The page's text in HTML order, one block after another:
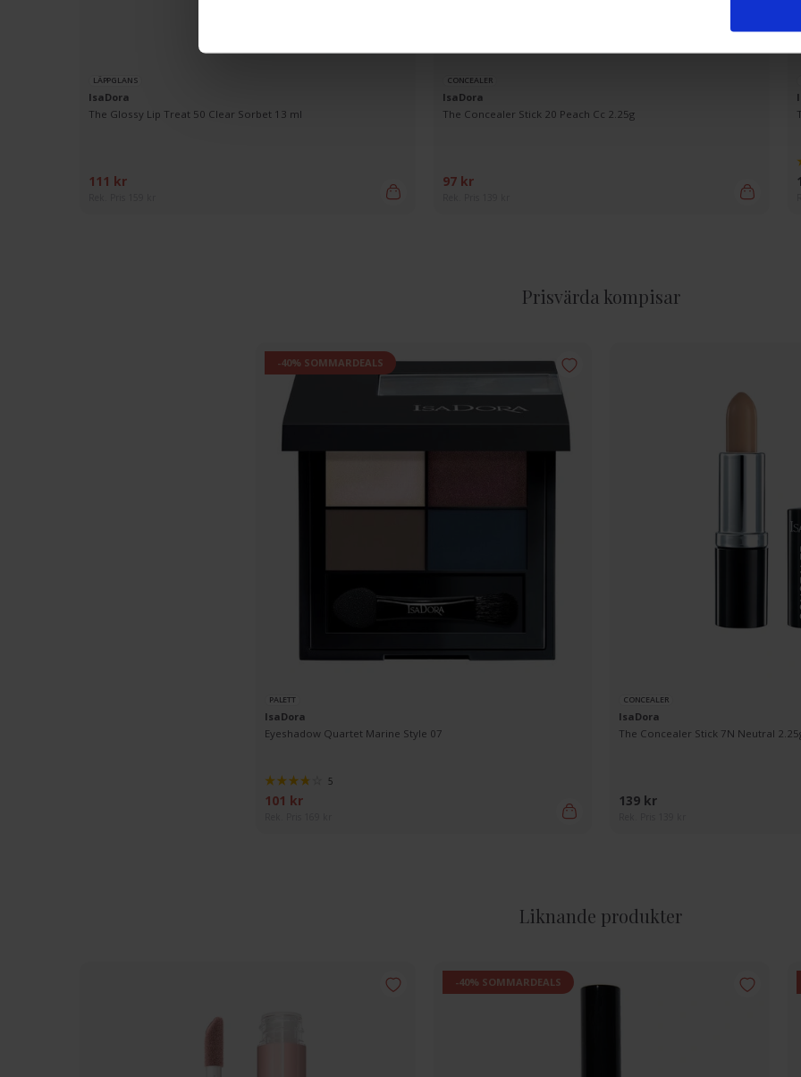
LÄPPGLANS
IsaDora
The Glossy Lip Treat 50 Clear Sorbet 13 ml
111 kr
CONCEALER
IsaDora
The Concealer Stick 20 Peach Cc 2.25g
97 kr
Prisvärda kompisar
-40% SOMMARDEALS
PALETT
IsaDora
Eyeshadow Quartet Marine Style 07
5
101 kr
CONCEALER
IsaDora
The Concealer Stick 7N Neutral
139 kr
Liknande produkter
-40% SOMMARDEALS